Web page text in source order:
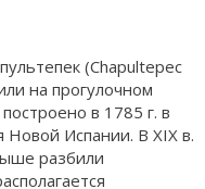
(Chapultepec
на прогулочном
в 1785 г. в
Испании. В XIX в.
разбили